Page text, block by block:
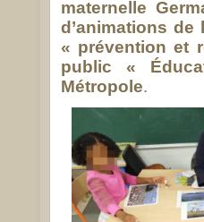
maternelle
d’animations de
« prévention et
public «
Métropole.